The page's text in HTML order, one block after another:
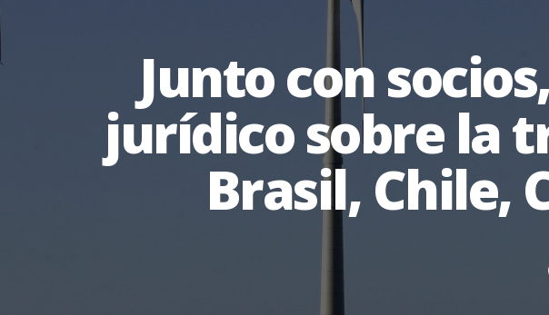
Junto con
jurídico sobre la
Brasil, Chile,